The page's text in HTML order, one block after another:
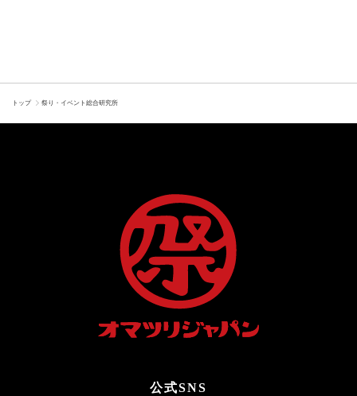
トップ 祭り・イベント総合研究所
公式SNS